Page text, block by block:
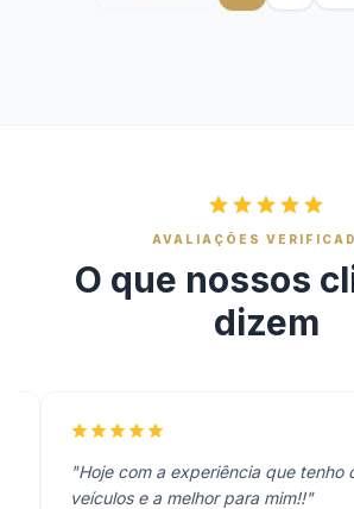
AVALIAÇÕES
O que nossos
dizem
"Hoje com a experiência que tenho
veículos e a melhor para mim!!"